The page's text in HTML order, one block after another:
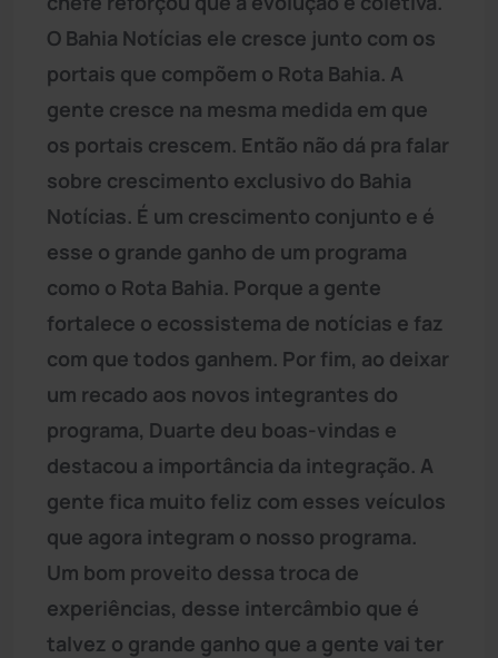
O Bahia Notícias ele cresce junto com os
portais que compõem o Rota Bahia. A
gente cresce na mesma medida em que
os portais crescem. Então não dá pra falar
sobre crescimento exclusivo do Bahia
Notícias. É um crescimento conjunto e é
esse o grande ganho de um programa
como o Rota Bahia. Porque a gente
fortalece o ecossistema de notícias e faz
com que todos ganhem. Por fim, ao deixar
um recado aos novos integrantes do
programa, Duarte deu boas-vindas e
destacou a importância da integração. A
gente fica muito feliz com esses veículos
que agora integram o nosso programa.
Um bom proveito dessa troca de
experiências, desse intercâmbio que é
talvez o grande ganho que a gente vai ter